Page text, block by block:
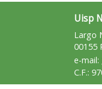
Uisp
Largo
00155
e-mail:
C.F.: